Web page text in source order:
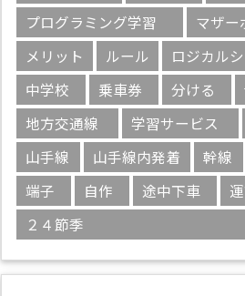
プログラミング学習
マザー
メリット
ルール ロジカル
中学校
乗車券 分ける
地方交通線
学習サービス
山手線
山手線内発着 幹線
端子
自作 途中下車
２４節季